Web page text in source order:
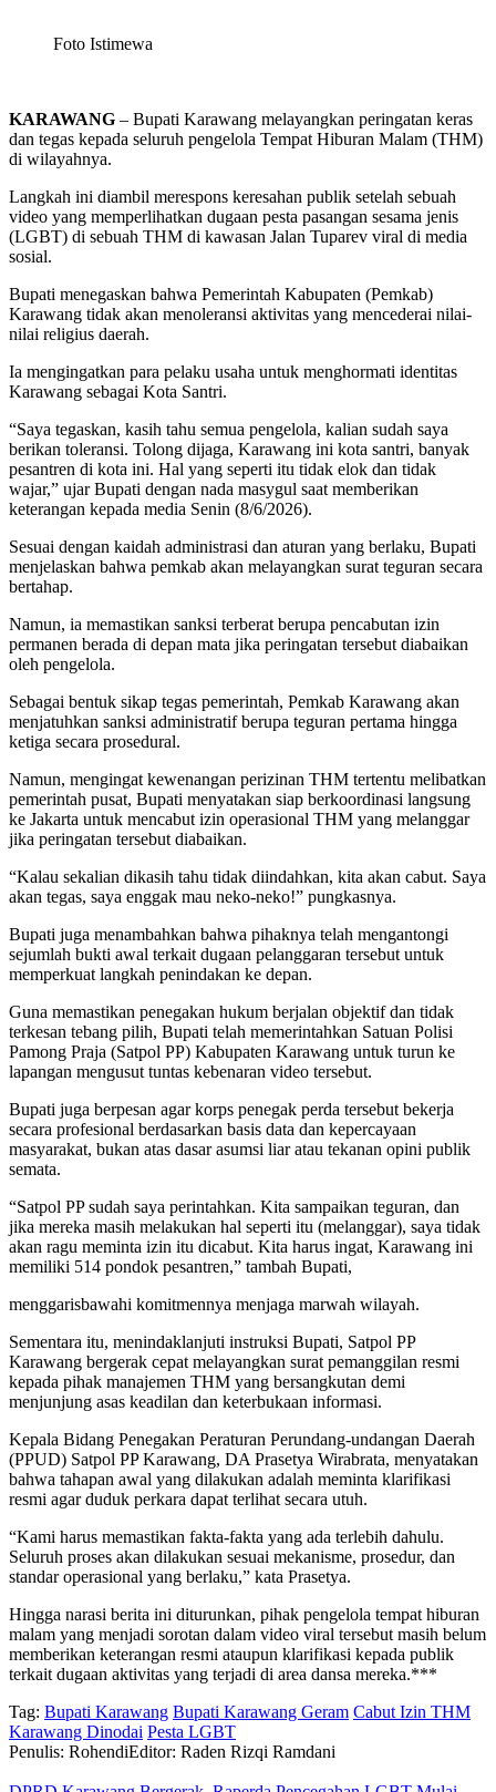
Foto Istimewa
KARAWANG – Bupati Karawang melayangkan peringatan keras
dan tegas kepada seluruh pengelola Tempat Hiburan Malam (THM)
di wilayahnya.
Langkah ini diambil merespons keresahan publik setelah sebuah
video yang memperlihatkan dugaan pesta pasangan sesama jenis
(LGBT) di sebuah THM di kawasan Jalan Tuparev viral di media
sosial.
Bupati menegaskan bahwa Pemerintah Kabupaten (Pemkab)
Karawang tidak akan menoleransi aktivitas yang mencederai nilai-
nilai religius daerah.
Ia mengingatkan para pelaku usaha untuk menghormati identitas
Karawang sebagai Kota Santri.
“Saya tegaskan, kasih tahu semua pengelola, kalian sudah saya
berikan toleransi. Tolong dijaga, Karawang ini kota santri, banyak
pesantren di kota ini. Hal yang seperti itu tidak elok dan tidak
wajar,” ujar Bupati dengan nada masygul saat memberikan
keterangan kepada media Senin (8/6/2026).
Sesuai dengan kaidah administrasi dan aturan yang berlaku, Bupati
menjelaskan bahwa pemkab akan melayangkan surat teguran secara
bertahap.
Namun, ia memastikan sanksi terberat berupa pencabutan izin
permanen berada di depan mata jika peringatan tersebut diabaikan
oleh pengelola.
Sebagai bentuk sikap tegas pemerintah, Pemkab Karawang akan
menjatuhkan sanksi administratif berupa teguran pertama hingga
ketiga secara prosedural.
Namun, mengingat kewenangan perizinan THM tertentu melibatkan
pemerintah pusat, Bupati menyatakan siap berkoordinasi langsung
ke Jakarta untuk mencabut izin operasional THM yang melanggar
jika peringatan tersebut diabaikan.
“Kalau sekalian dikasih tahu tidak diindahkan, kita akan cabut. Saya
akan tegas, saya enggak mau neko-neko!” pungkasnya.
Bupati juga menambahkan bahwa pihaknya telah mengantongi
sejumlah bukti awal terkait dugaan pelanggaran tersebut untuk
memperkuat langkah penindakan ke depan.
Guna memastikan penegakan hukum berjalan objektif dan tidak
terkesan tebang pilih, Bupati telah memerintahkan Satuan Polisi
Pamong Praja (Satpol PP) Kabupaten Karawang untuk turun ke
lapangan mengusut tuntas kebenaran video tersebut.
Bupati juga berpesan agar korps penegak perda tersebut bekerja
secara profesional berdasarkan basis data dan kepercayaan
masyarakat, bukan atas dasar asumsi liar atau tekanan opini publik
semata.
“Satpol PP sudah saya perintahkan. Kita sampaikan teguran, dan
jika mereka masih melakukan hal seperti itu (melanggar), saya tidak
akan ragu meminta izin itu dicabut. Kita harus ingat, Karawang ini
memiliki 514 pondok pesantren,” tambah Bupati,
menggarisbawahi komitmennya menjaga marwah wilayah.
Sementara itu, menindaklanjuti instruksi Bupati, Satpol PP
Karawang bergerak cepat melayangkan surat pemanggilan resmi
kepada pihak manajemen THM yang bersangkutan demi
menjunjung asas keadilan dan keterbukaan informasi.
Kepala Bidang Penegakan Peraturan Perundang-undangan Daerah
(PPUD) Satpol PP Karawang, DA Prasetya Wirabrata, menyatakan
bahwa tahapan awal yang dilakukan adalah meminta klarifikasi
resmi agar duduk perkara dapat terlihat secara utuh.
“Kami harus memastikan fakta-fakta yang ada terlebih dahulu.
Seluruh proses akan dilakukan sesuai mekanisme, prosedur, dan
standar operasional yang berlaku,” kata Prasetya.
Hingga narasi berita ini diturunkan, pihak pengelola tempat hiburan
malam yang menjadi sorotan dalam video viral tersebut masih belum
memberikan keterangan resmi ataupun klarifikasi kepada publik
terkait dugaan aktivitas yang terjadi di area dansa mereka.***
Tag: Bupati Karawang Bupati Karawang Geram Cabut Izin THM
Karawang Dinodai Pesta LGBT
Penulis: RohendiEditor: Raden Rizqi Ramdani